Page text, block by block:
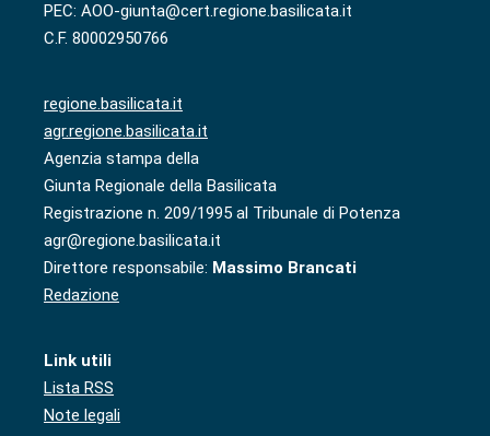
PEC: AOO-giunta@cert.regione.basilicata.it
C.F. 80002950766
regione.basilicata.it
agr.regione.basilicata.it
Agenzia stampa della
Giunta Regionale della Basilicata
Registrazione n. 209/1995 al Tribunale di Potenza
agr@regione.basilicata.it
Direttore responsabile: Massimo Brancati
Redazione
Link utili
Lista RSS
Note legali